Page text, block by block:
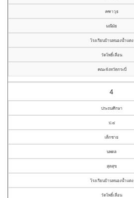
คฑาวุธ
มณีมัย
โรงเรียนบ้านหนองน้ำแดง
วัดโพธิ์เลื่อน
คณะจังหวัดกระบี่
4
ประถมศึกษา
ป.๔
เด็กชาย
นพดล
สุดสุข
โรงเรียนบ้านหนองน้ำแดง
วัดโพธิ์เลื่อน